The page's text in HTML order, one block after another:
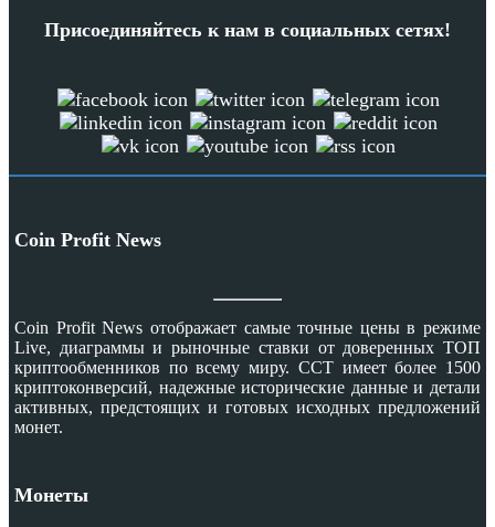
Присоединяйтесь к нам в социальных сетях!
Coin Profit News
Coin Profit News отображает самые точные цены в режиме
Live, диаграммы и рыночные ставки от доверенных ТОП
криптообменников по всему миру. CCT имеет более 1500
криптоконверсий, надежные исторические данные и детали
активных, предстоящих и готовых исходных предложений
монет.
Монеты